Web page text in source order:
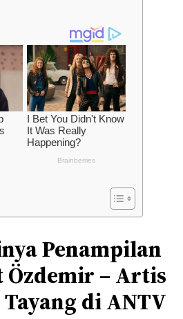
Penampilan
Özdemir – Artis
di ANTV